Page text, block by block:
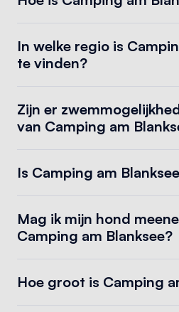
In welke regio is
te vinden?
Zijn er
van Camping am
Is Camping am
Mag ik mijn hond
Camping am Blanksee?
Hoe groot is Camping